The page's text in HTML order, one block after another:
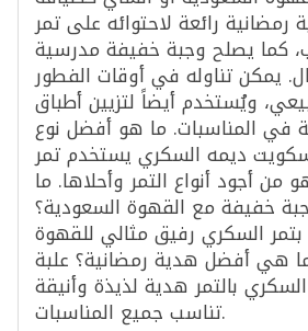
رمضانية رائعة لاحتوائه على تمر
كما يصلح وجبة خفيفة مدرسية
يمكن تناوله في أوقات الفطور
ويُستخدم أيضاً لتزيين أطباق
في المناسبات. ما هو أفضل نوع
ديمه السكري يستخدم تمر
من أجود أنواع التمر وأحلاها. ما
خفيفة مع القهوة السعودية؟
السكري رفيق مثالي للقهوة
ما هي أفضل هدية رمضانية؟ علبة
بالتمر هدية لذيذة وأنيقة
تناسب جميع المناسبات.